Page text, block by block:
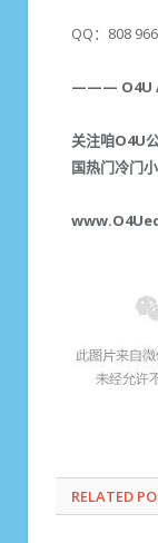
QQ：808
——— O4U
关注咱O4U
国热门冷门
RELATED